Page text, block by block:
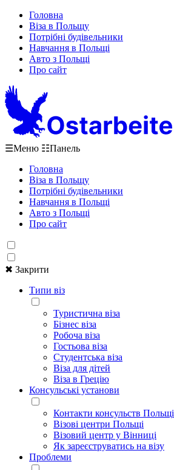
Головна
Віза в Польщу
Потрібні будівельники
Навчання в Польщі
Авто з Польщі
Про сайт
☰Меню ☷Панель
Головна
Віза в Польщу
Потрібні будівельники
Навчання в Польщі
Авто з Польщі
Про сайт
✖ Закрити
Типи віз
Туристична віза
Бізнес віза
Робоча віза
Гостьова віза
Студентська віза
Віза для дітей
Віза в Грецію
Консульські установи
Контакти консульств Польщі
Візові центри Польщі
Візовий центр у Вінниці
Як зареєструватись на візу
Проблеми